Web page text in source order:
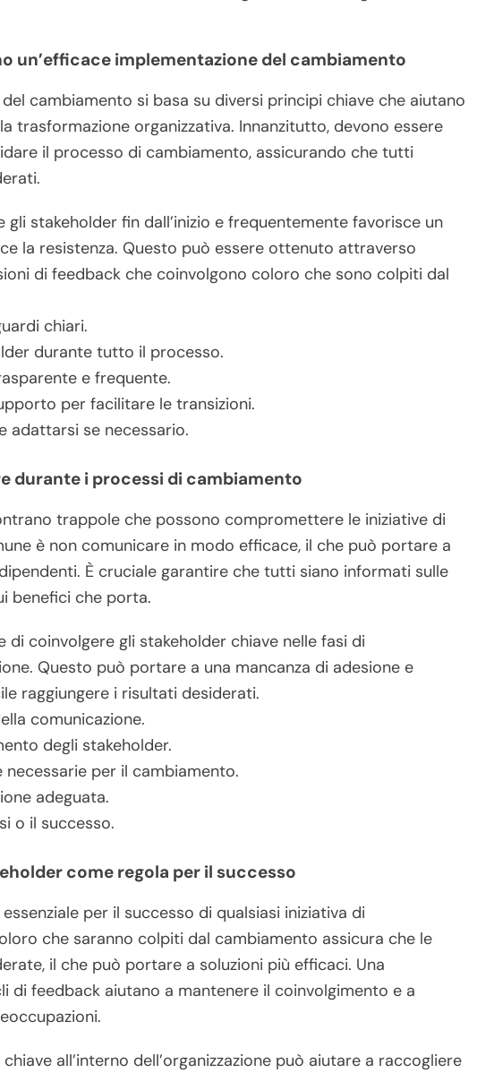
un’efficace implementazione del cambiamento
cambiamento si basa su diversi principi chiave che aiutano
trasformazione organizzativa. Innanzitutto, devono essere
il processo di cambiamento, assicurando che tutti
gli stakeholder fin dall’inizio e frequentemente favorisce un
la resistenza. Questo può essere ottenuto attraverso
di feedback che coinvolgono coloro che sono colpiti dal
chiari.
durante tutto il processo.
e frequente.
per facilitare le transizioni.
adattarsi se necessario.
durante i processi di cambiamento
trappole che possono compromettere le iniziative di
è non comunicare in modo efficace, il che può portare a
È cruciale garantire che tutti siano informati sulle
benefici che porta.
di coinvolgere gli stakeholder chiave nelle fasi di
Questo può portare a una mancanza di adesione e
raggiungere i risultati desiderati.
comunicazione.
degli stakeholder.
per il cambiamento.
adeguata.
o il successo.
come regola per il successo
per il successo di qualsiasi iniziativa di
che saranno colpiti dal cambiamento assicura che le
il che può portare a soluzioni più efficaci. Una
di feedback aiutano a mantenere il coinvolgimento e a
all’interno dell’organizzazione può aiutare a raccogliere